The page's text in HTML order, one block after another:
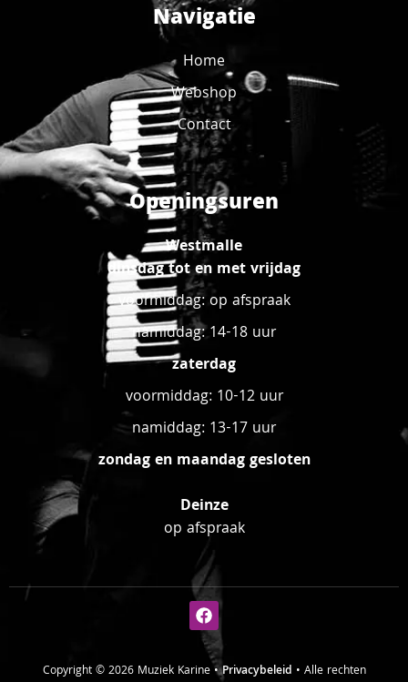
Navigatie
Home
Webshop
Contact
Openingsuren
Westmalle
dinsdag tot en met vrijdag
voormiddag: op afspraak
namiddag: 14-18 uur
zaterdag
voormiddag: 10-12 uur
namiddag: 13-17 uur
zondag en maandag gesloten
Deinze
op afspraak
Copyright © 2026 Muziek Karine •Privacybeleid • Alle rechten